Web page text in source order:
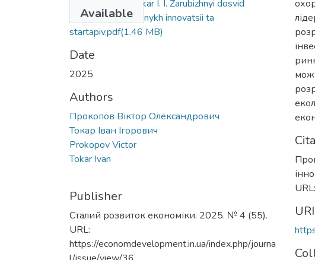
Available
Prokopov V.O., Tokar I. I. Zarubizhnyi dosvid
investuvannia zelenykh innovatsii ta
startapiv.pdf(1.46 MB)
Date
2025
Authors
Прокопов Віктор Олександрович
Токар Іван Ігорович
Prokopov Victor
Tokar Ivan
Publisher
Сталий розвиток економіки. 2025. № 4 (55).
URL:
https://economdevelopment.in.ua/index.php/journa
URI